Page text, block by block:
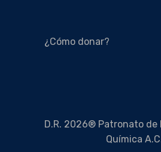
¿Cómo donar?
D.R. 2026® Patronato de
Química